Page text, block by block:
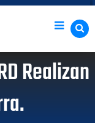
Realizan